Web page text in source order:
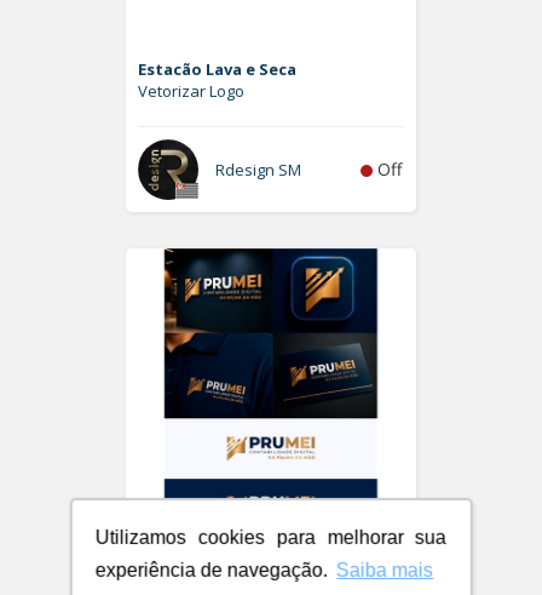
Utilizamos cookies para melhorar sua
experiência de navegação. Saiba mais
Estacão Lava e Seca
Vetorizar Logo
Rdesign SM Off
PRUMEI - Contabilidade Digital
Logo